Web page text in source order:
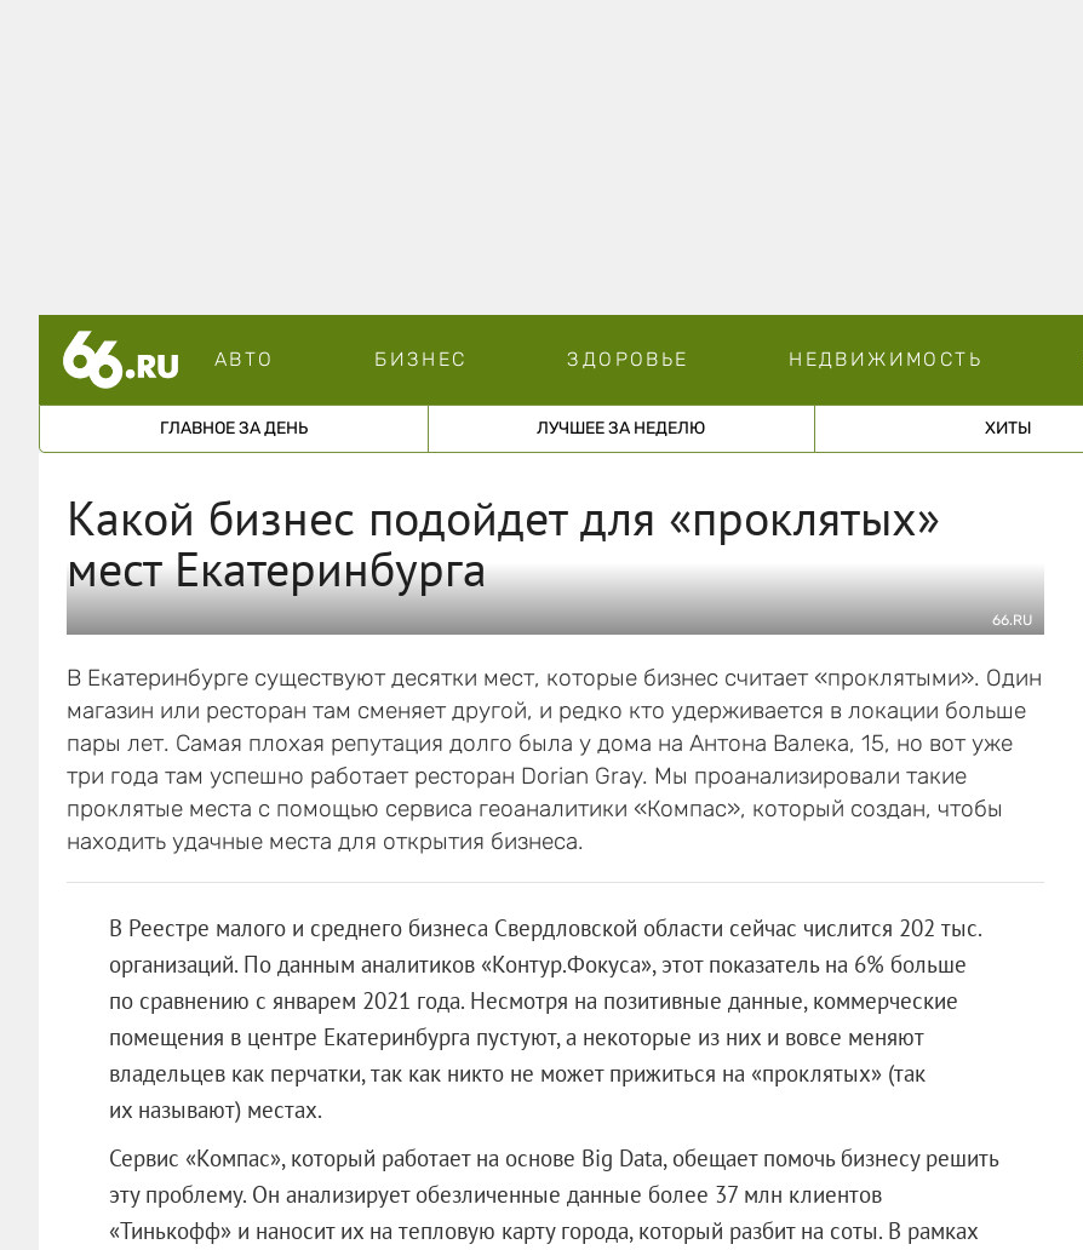
АВТО БИЗНЕС ЗДОРОВЬЕ НЕДВИЖИМОСТЬ
ГЛАВНОЕ ЗА ДЕНЬ ЛУЧШЕЕ ЗА НЕДЕЛЮ ХИТЫ
Какой бизнес подойдет для «проклятых»
мест Екатеринбурга
66.RU
В Екатеринбурге существуют десятки мест, которые бизнес считает «проклятыми». Один
магазин или ресторан там сменяет другой, и редко кто удерживается в локации больше
пары лет. Самая плохая репутация долго была у дома на Антона Валека, 15, но вот уже
три года там успешно работает ресторан Dorian Gray. Мы проанализировали такие
проклятые места с помощью сервиса геоаналитики «Компас», который создан, чтобы
находить удачные места для открытия бизнеса.
В Реестре малого и среднего бизнеса Свердловской области сейчас числится 202 тыс.
организаций. По данным аналитиков «Контур.Фокуса», этот показатель на 6% больше
по сравнению с январем 2021 года. Несмотря на позитивные данные, коммерческие
помещения в центре Екатеринбурга пустуют, а некоторые из них и вовсе меняют
владельцев как перчатки, так как никто не может прижиться на «проклятых» (так
их называют) местах.
Сервис «Компас», который работает на основе Big Data, обещает помочь бизнесу решить
эту проблему. Он анализирует обезличенные данные более 37 млн клиентов
«Тинькофф» и наносит их на тепловую карту города, который разбит на соты. В рамках